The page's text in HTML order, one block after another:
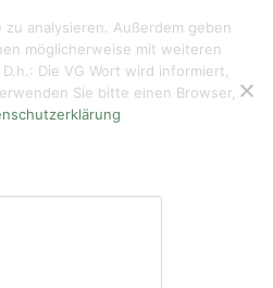
DE/EN KONTAKT
analysieren. Außerdem geben
möglicherweise mit weiteren
Die VG Wort wird informiert,
Sie bitte einen Browser,